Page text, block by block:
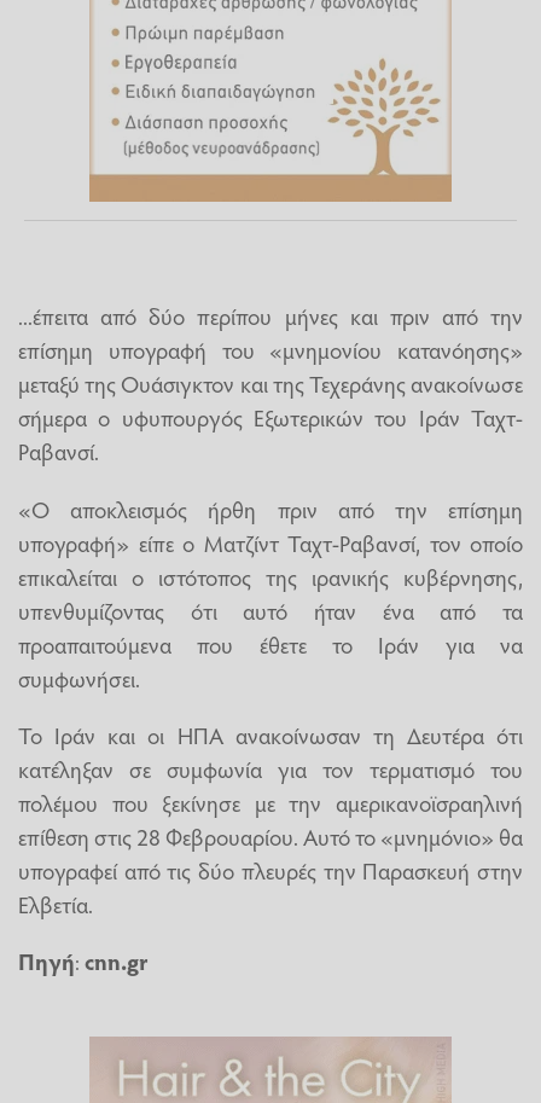
...έπειτα από δύο περίπου μήνες και πριν από την
επίσημη υπογραφή του «μνημονίου κατανόησης»
μεταξύ της Ουάσιγκτον και της Τεχεράνης ανακοίνωσε
σήμερα ο υφυπουργός Εξωτερικών του Ιράν Ταχτ-
Ραβανσί.
«Ο αποκλεισμός ήρθη πριν από την επίσημη
υπογραφή» είπε ο Ματζίντ Ταχτ-Ραβανσί, τον οποίο
επικαλείται ο ιστότοπος της ιρανικής κυβέρνησης,
υπενθυμίζοντας ότι αυτό ήταν ένα από τα
προαπαιτούμενα που έθετε το Ιράν για να
συμφωνήσει.
Το Ιράν και οι ΗΠΑ ανακοίνωσαν τη Δευτέρα ότι
κατέληξαν σε συμφωνία για τον τερματισμό του
πολέμου που ξεκίνησε με την αμερικανοϊσραηλινή
επίθεση στις 28 Φεβρουαρίου. Αυτό το «μνημόνιο» θα
υπογραφεί από τις δύο πλευρές την Παρασκευή στην
Ελβετία.
Πηγή:cnn.gr